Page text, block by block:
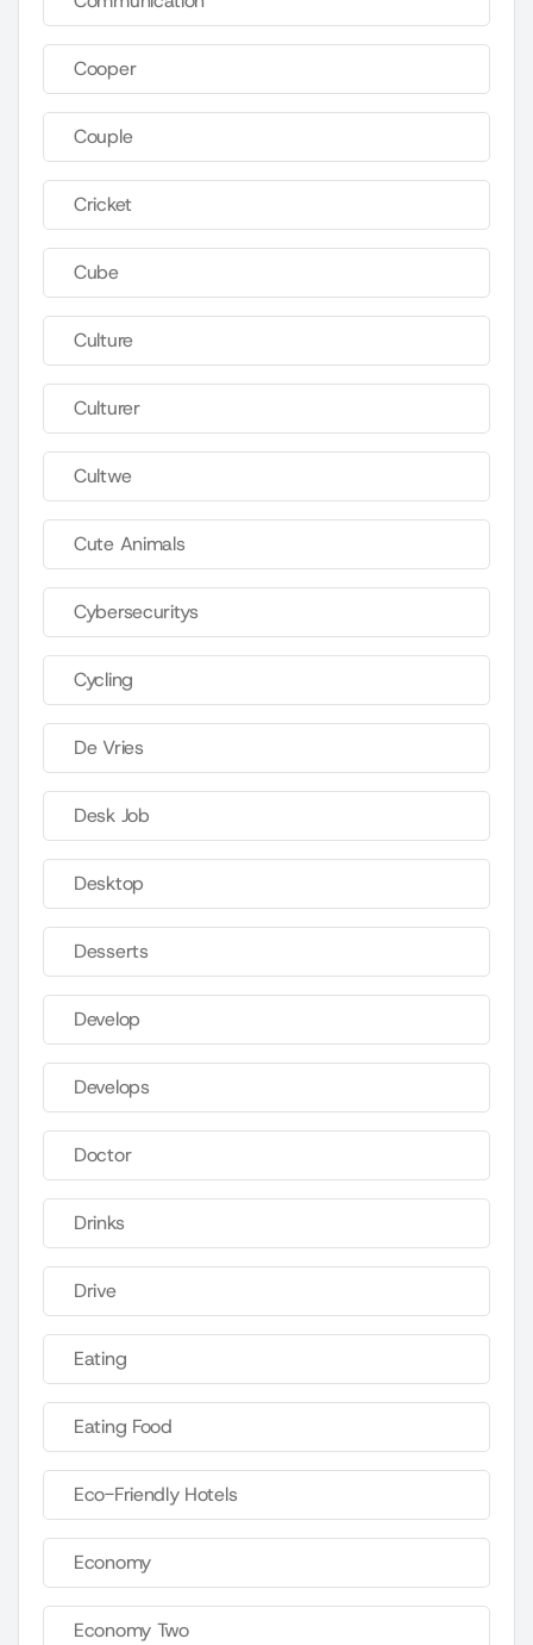
Cooper
Couple
Cricket
Cube
Culture
Culturer
Cultwe
Cute Animals
Cybersecuritys
Cycling
De Vries
Desk Job
Desktop
Desserts
Develop
Develops
Doctor
Drinks
Drive
Eating
Eating Food
Eco-Friendly Hotels
Economy
Economy Two